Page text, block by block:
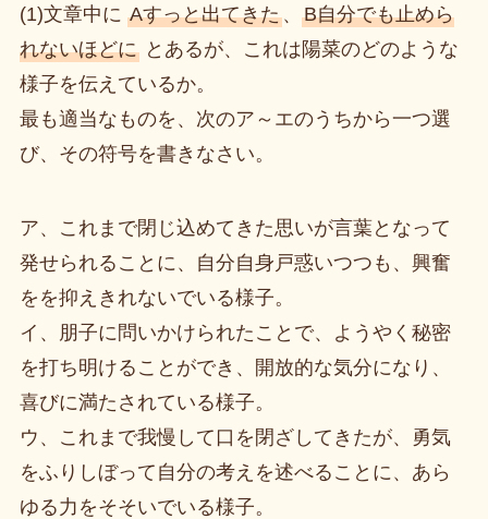
(1)文章中に Aすっと出てきた、 B自分でも止めら
れないほどにとあるが、これは陽菜のどのような
様子を伝えているか。
最も適当なものを、次のア～エのうちから一つ選
び、その符号を書きなさい。
ア、これまで閉じ込めてきた思いが言葉となって
発せられることに、自分自身戸惑いつつも、興奮
をを抑えきれないでいる様子。
イ、朋子に問いかけられたことで、ようやく秘密
を打ち明けることができ、開放的な気分になり、
喜びに満たされている様子。
ウ、これまで我慢して口を閉ざしてきたが、勇気
をふりしぼって自分の考えを述べることに、あら
ゆる力をそそいでいる様子。